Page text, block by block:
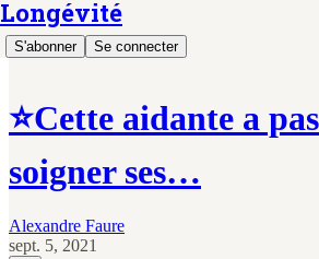
Longévité
S'abonner Se connecter
⭐️Cette aidante a
soigner ses…
Alexandre Faure
sept. 5, 2021